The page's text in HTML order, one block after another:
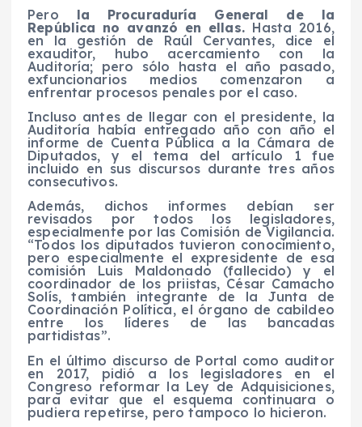
Pero la Procuraduría General de la
República no avanzó en ellas.Hasta 2016,
en la gestión de Raúl Cervantes, dice el
exauditor, hubo acercamiento con la
Auditoría; pero sólo hasta el año pasado,
exfuncionarios medios comenzaron a
enfrentar procesos penales por el caso.
Incluso antes de llegar con el presidente, la
Auditoría había entregado año con año el
informe de Cuenta Pública a la Cámara de
Diputados, y el tema del artículo 1 fue
incluido en sus discursos durante tres años
consecutivos.
Además, dichos informes debían ser
revisados por todos los legisladores,
especialmente por las Comisión de Vigilancia.
“Todos los diputados tuvieron conocimiento,
pero especialmente el expresidente de esa
comisión Luis Maldonado (fallecido) y el
coordinador de los priistas, César Camacho
Solís, también integrante de la Junta de
Coordinación Política, el órgano de cabildeo
entre los líderes de las bancadas
partidistas”.
En el último discurso de Portal como auditor
en 2017, pidió a los legisladores en el
Congreso reformar la Ley de Adquisiciones,
para evitar que el esquema continuara o
pudiera repetirse, pero tampoco lo hicieron.